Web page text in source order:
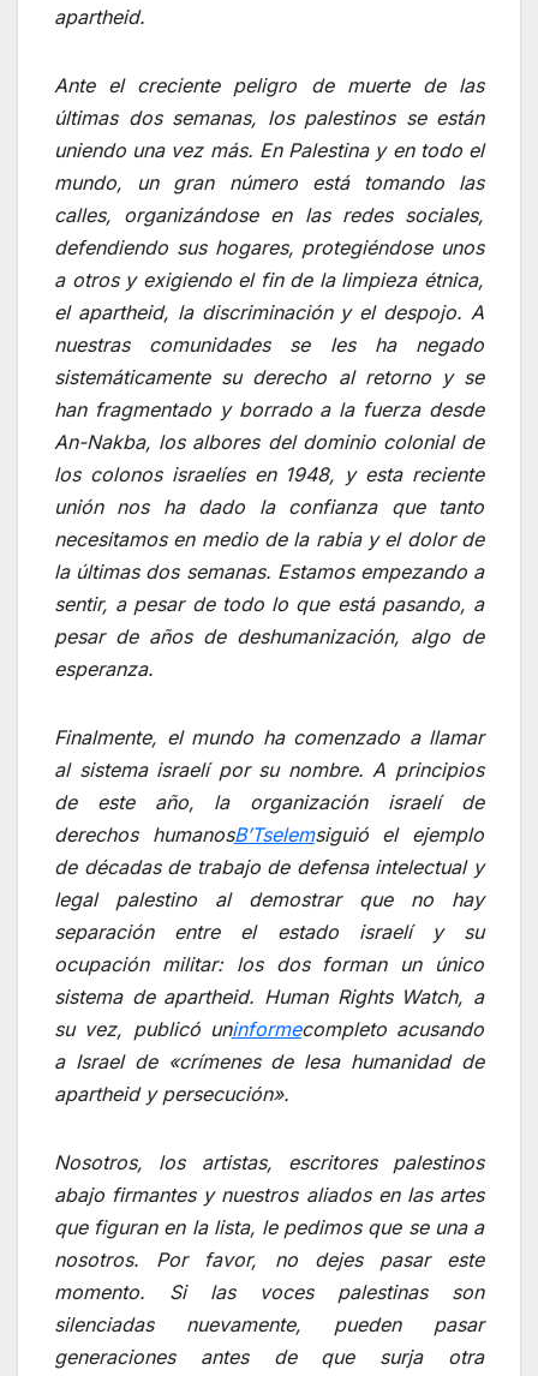
apartheid.
Ante el creciente peligro de muerte de las
últimas dos semanas, los palestinos se están
uniendo una vez más. En Palestina y en todo el
mundo, un gran número está tomando las
calles, organizándose en las redes sociales,
defendiendo sus hogares, protegiéndose unos
a otros y exigiendo el fin de la limpieza étnica,
el apartheid, la discriminación y el despojo. A
nuestras comunidades se les ha negado
sistemáticamente su derecho al retorno y se
han fragmentado y borrado a la fuerza desde
An-Nakba, los albores del dominio colonial de
los colonos israelíes en 1948, y esta reciente
unión nos ha dado la confianza que tanto
necesitamos en medio de la rabia y el dolor de
la últimas dos semanas. Estamos empezando a
sentir, a pesar de todo lo que está pasando, a
pesar de años de deshumanización, algo de
esperanza.
Finalmente, el mundo ha comenzado a llamar
al sistema israelí por su nombre. A principios
de este año, la organización israelí de
derechos humanosB’Tselemsiguió el ejemplo
de décadas de trabajo de defensa intelectual y
legal palestino al demostrar que no hay
separación entre el estado israelí y su
ocupación militar: los dos forman un único
sistema de apartheid. Human Rights Watch, a
su vez, publicó uninformecompleto acusando
a Israel de «crímenes de lesa humanidad de
apartheid y persecución».
Nosotros, los artistas, escritores palestinos
abajo firmantes y nuestros aliados en las artes
que figuran en la lista, le pedimos que se una a
nosotros. Por favor, no dejes pasar este
momento. Si las voces palestinas son
silenciadas nuevamente, pueden pasar
generaciones antes de que surja otra